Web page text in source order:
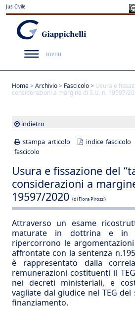
Jus Civile
menu
Home> Archivio> Fascicolo> Usura e
considerazioni a margine di S.U. n. 19597/
indietro
stampa articolo
indice fascicolo
fascicolo
Usura e fissazione del
considerazioni a
19597/2020 (di Flora Pirozzi)
Attraverso un esame
maturate in dottrina e in
ripercorrono le
affrontate con la sentenza
è rappresentato dalla
remunerazioni costituenti il
nei decreti ministeriali, e
vagliate dal giudice nel TEG
finanziamento.